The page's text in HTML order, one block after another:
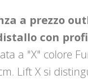
a prezzo
con
a "X" colore
Lift X si